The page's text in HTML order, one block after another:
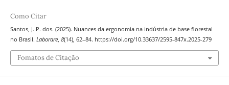
Como Citar
Santos, J. P. dos. (2025). Nuances da ergonomia na indústria de base florestal
no Brasil. Laborare, 8(14), 62–84. https://doi.org/10.33637/2595-847x.2025-279
Fomatos de Citação